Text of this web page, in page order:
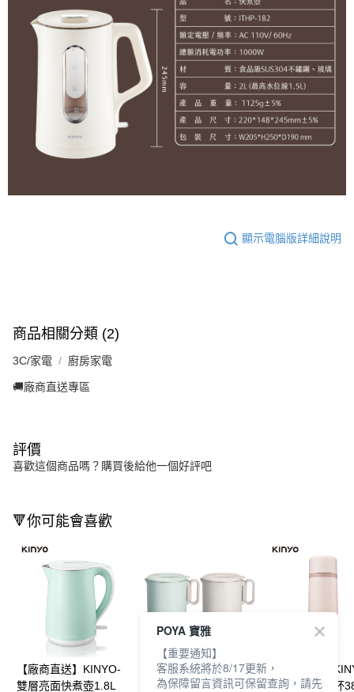
顯示電腦版詳細說明
商品相關分類 (2)
3C/家電 廚房家電
🚚廠商直送專區
評價
喜歡這個商品嗎？購買後給他一個好評吧
🔻你可能會喜歡
【廠商直送】KINYO-
雙層亮面快煮壺1.8L
【廠商直送】KINYO防
漏雙電壓快煮壺-兩色
【廠商直送】
電壓溫控快煮杯
POYA 寶雅
【重要通知】
客服系統將於8/17更新，
為保障留言資訊可保留查詢，請先